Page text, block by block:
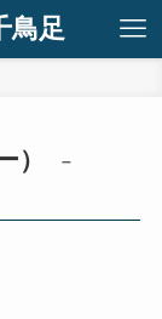
鳥足
）
–